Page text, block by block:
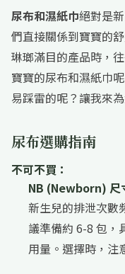
尿布和濕紙巾絕對是
們直接關係到寶寶的
琳瑯滿目的產品時，
寶寶的尿布和濕紙巾
易踩雷的呢？讓我來
尿布選購指南
不可不買：
NB (Newborn) 尺
新生兒的排泄次數
議準備約 6-8 包，
用量。選擇時，注